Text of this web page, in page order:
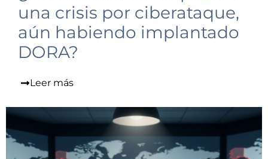
una crisis por ciberataque,
aún habiendo implantado
DORA?
Leer más